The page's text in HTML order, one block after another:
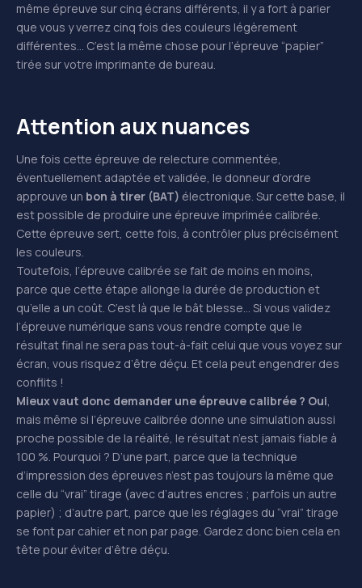
même épreuve sur cinq écrans différents, il y a fort à parier
que vous y verrez cinq fois des couleurs légèrement
différentes… C’est la même chose pour l’épreuve “papier”
tirée sur votre imprimante de bureau.
Attention aux nuances
Une fois cette épreuve de relecture commentée,
éventuellement adaptée et validée, le donneur d’ordre
approuve un bon à tirer (BAT) électronique. Sur cette base, il
est possible de produire une épreuve imprimée calibrée.
Cette épreuve sert, cette fois, à contrôler plus précisément
les couleurs.
Toutefois, l’épreuve calibrée se fait de moins en moins,
parce que cette étape allonge la durée de production et
qu’elle a un coût. C’est là que le bât blesse… Si vous validez
l’épreuve numérique sans vous rendre compte que le
résultat final ne sera pas tout-à-fait celui que vous voyez sur
écran, vous risquez d’être déçu. Et cela peut engendrer des
conflits !
Mieux vaut donc demander une épreuve calibrée ? Oui,
mais même si l’épreuve calibrée donne une simulation aussi
proche possible de la réalité, le résultat n’est jamais fiable à
100 %. Pourquoi ? D’une part, parce que la technique
d’impression des épreuves n’est pas toujours la même que
celle du “vrai” tirage (avec d’autres encres ; parfois un autre
papier) ; d’autre part, parce que les réglages du “vrai” tirage
se font par cahier et non par page. Gardez donc bien cela en
tête pour éviter d’être déçu.